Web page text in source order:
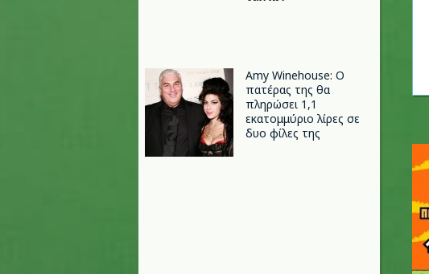
Amy Winehouse: Ο
πατέρας της θα
πληρώσει 1,1
εκατομμύριο λίρες σε
δυο φίλες της